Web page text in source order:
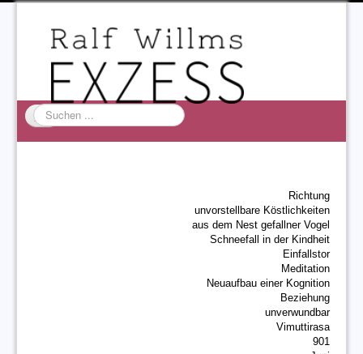
Suchen
...
Richtung
unvorstellbare Köstlichkeiten
aus dem Nest gefallner Vogel
Schneefall in der Kindheit
Einfallstor
Meditation
Neuaufbau einer Kognition
Beziehung
unverwundbar
Vimuttirasa
901